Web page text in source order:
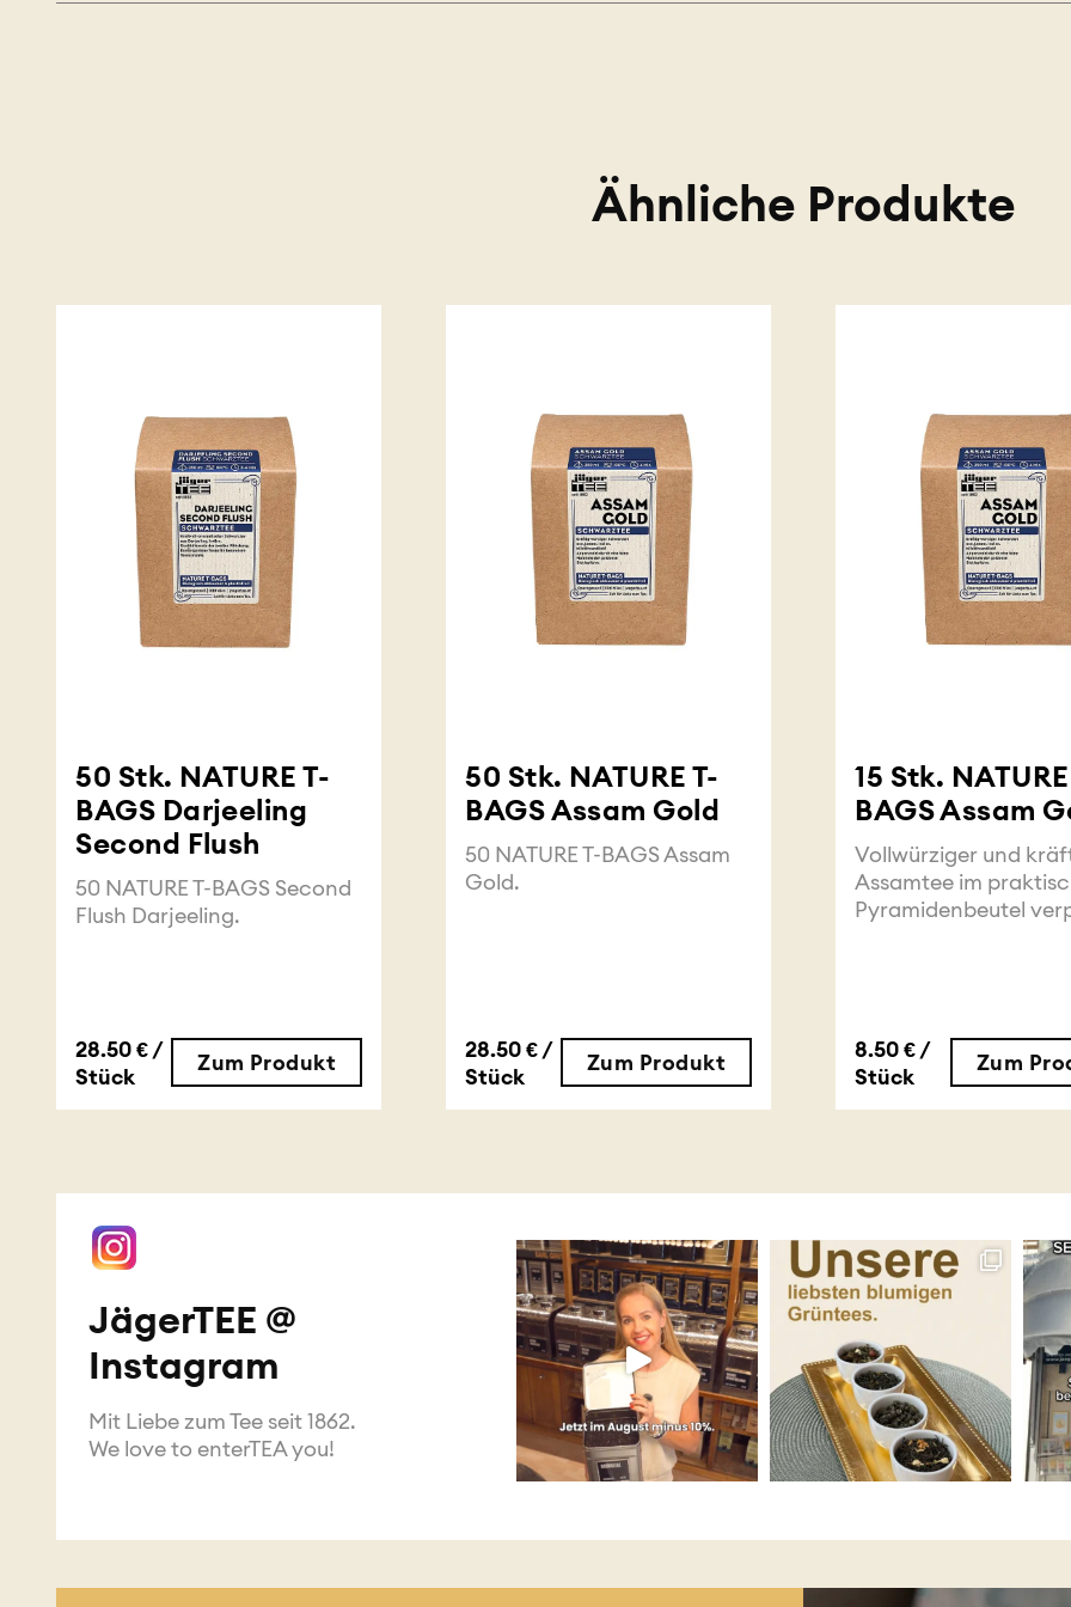
Ähnliche Produkte
50 Stk. NATURE T-
BAGS Darjeeling
Second Flush
50 NATURE T-BAGS Second
Flush Darjeeling.
28.50 € /
Stück
Zum Produkt
50 Stk. NATURE T-
BAGS Assam Gold
50 NATURE T-BAGS Assam
Gold.
28.50 € /
Stück
Zum Produkt
15 Stk.
BAGS Assam
Vollwürziger und
Assamtee im
Pyramidenbeutel
8.50 € /
Stück
Zum
JägerTEE @
Instagram
Mit Liebe zum Tee seit 1862.
We love to enterTEA you!